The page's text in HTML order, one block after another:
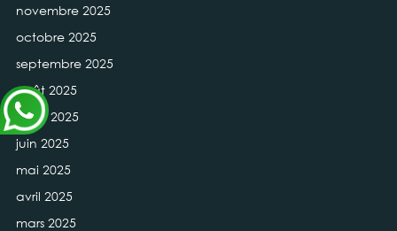
novembre 2025
octobre 2025
septembre 2025
août 2025
juillet 2025
juin 2025
mai 2025
avril 2025
mars 2025